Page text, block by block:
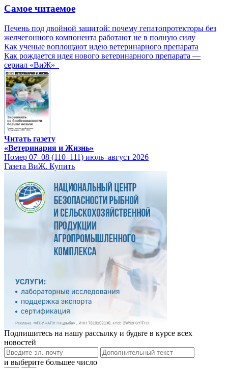
Самое читаемое
Печень под двойной защитой: почему гепатопротекторы без
желчегонного компонента работают не в полную силу
Как ученые воплощают идею ветеринарного препарата
Как рождается идея нового ветеринарного препарата —
сериал «ВиЖ»
Читать газету
«Ветеринария и Жизнь»
Номер 07–08 (110–111) июль–август 2026
Газета ВиЖ. Купить
Подпишитесь на нашу рассылку и будьте в курсе всех
новостей
и выберите большее число